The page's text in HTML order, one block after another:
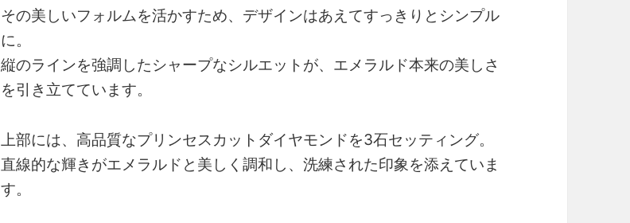
その美しいフォルムを活かすため、デザインはあえてすっきりとシンプル
に。
縦のラインを強調したシャープなシルエットが、エメラルド本来の美しさ
を引き立てています。
上部には、高品質なプリンセスカットダイヤモンドを3石セッティング。
直線的な輝きがエメラルドと美しく調和し、洗練された印象を添えていま
す。